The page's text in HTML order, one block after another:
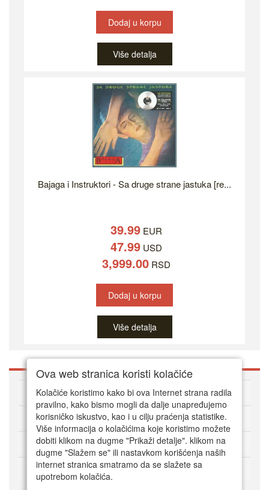
Dodaj u korpu
Više detalja
Bajaga i Instruktori - Sa druge strane jastuka [re...
39.99EUR
47.99USD
3,999.00RSD
Dodaj u korpu
Više detalja
O DVD Zoni
Kako kupovati online
Korisnički servis
Način plaćanja
Ova web stranica koristi kolačiće
Kolačiće koristimo kako bi ova Internet strana radila
pravilno, kako bismo mogli da dalje unapređujemo
korisničko iskustvo, kao i u cilju praćenja statistike.
Više informacija o kolačićima koje koristimo možete
dobiti klikom na dugme "Prikaži detalje". klikom na
dugme "Slažem se" ili nastavkom korišćenja naših
internet stranica smatramo da se slažete sa
upotrebom kolačića.